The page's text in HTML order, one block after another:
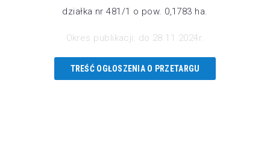
działka nr 481/1 o pow. 0,1783 ha.
Okres publikacji: do 28.11.2024r.
TREŚĆ OGŁOSZENIA O PRZETARGU